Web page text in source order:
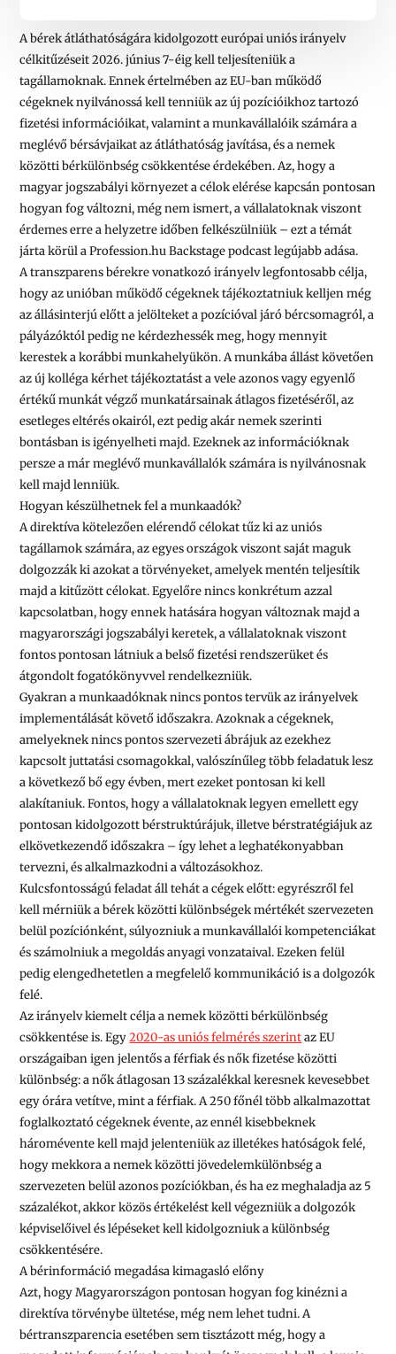
A bérek átláthatóságára kidolgozott európai uniós irányelv
célkitűzéseit 2026. június 7-éig kell teljesíteniük a
tagállamoknak. Ennek értelmében az EU-ban működő
cégeknek nyilvánossá kell tenniük az új pozícióikhoz tartozó
fizetési információikat, valamint a munkavállalóik számára a
meglévő bérsávjaikat az átláthatóság javítása, és a nemek
közötti bérkülönbség csökkentése érdekében. Az, hogy a
magyar jogszabályi környezet a célok elérése kapcsán pontosan
hogyan fog változni, még nem ismert, a vállalatoknak viszont
érdemes erre a helyzetre időben felkészülniük – ezt a témát
járta körül a Profession.hu Backstage podcast legújabb adása.
A transzparens bérekre vonatkozó irányelv legfontosabb célja,
hogy az unióban működő cégeknek tájékoztatniuk kelljen még
az állásinterjú előtt a jelölteket a pozícióval járó bércsomagról, a
pályázóktól pedig ne kérdezhessék meg, hogy mennyit
kerestek a korábbi munkahelyükön. A munkába állást követően
az új kolléga kérhet tájékoztatást a vele azonos vagy egyenlő
értékű munkát végző munkatársainak átlagos fizetéséről, az
esetleges eltérés okairól, ezt pedig akár nemek szerinti
bontásban is igényelheti majd. Ezeknek az információknak
persze a már meglévő munkavállalók számára is nyilvánosnak
kell majd lenniük.
Hogyan készülhetnek fel a munkaadók?
A direktíva kötelezően elérendő célokat tűz ki az uniós
tagállamok számára, az egyes országok viszont saját maguk
dolgozzák ki azokat a törvényeket, amelyek mentén teljesítik
majd a kitűzött célokat. Egyelőre nincs konkrétum azzal
kapcsolatban, hogy ennek hatására hogyan változnak majd a
magyarországi jogszabályi keretek, a vállalatoknak viszont
fontos pontosan látniuk a belső fizetési rendszerüket és
átgondolt fogatókönyvvel rendelkezniük.
Gyakran a munkaadóknak nincs pontos tervük az irányelvek
implementálását követő időszakra. Azoknak a cégeknek,
amelyeknek nincs pontos szervezeti ábrájuk az ezekhez
kapcsolt juttatási csomagokkal, valószínűleg több feladatuk lesz
a következő bő egy évben, mert ezeket pontosan ki kell
alakítaniuk. Fontos, hogy a vállalatoknak legyen emellett egy
pontosan kidolgozott bérstruktúrájuk, illetve bérstratégiájuk az
elkövetkezendő időszakra – így lehet a leghatékonyabban
tervezni, és alkalmazkodni a változásokhoz.
Kulcsfontosságú feladat áll tehát a cégek előtt: egyrészről fel
kell mérniük a bérek közötti különbségek mértékét szervezeten
belül pozíciónként, súlyozniuk a munkavállalói kompetenciákat
és számolniuk a megoldás anyagi vonzataival. Ezeken felül
pedig elengedhetetlen a megfelelő kommunikáció is a dolgozók
felé.
Az irányelv kiemelt célja a nemek közötti bérkülönbség
csökkentése is. Egy2020-as uniós felmérés szerintaz EU
országaiban igen jelentős a férfiak és nők fizetése közötti
különbség: a nők átlagosan 13 százalékkal keresnek kevesebbet
egy órára vetítve, mint a férfiak. A 250 főnél több alkalmazottat
foglalkoztató cégeknek évente, az ennél kisebbeknek
háromévente kell majd jelenteniük az illetékes hatóságok felé,
hogy mekkora a nemek közötti jövedelemkülönbség a
szervezeten belül azonos pozíciókban, és ha ez meghaladja az 5
százalékot, akkor közös értékelést kell végezniük a dolgozók
képviselőivel és lépéseket kell kidolgozniuk a különbség
csökkentésére.
A bérinformáció megadása kimagasló előny
Azt, hogy Magyarországon pontosan hogyan fog kinézni a
direktíva törvénybe ültetése, még nem lehet tudni. A
bértranszparencia esetében sem tisztázott még, hogy a